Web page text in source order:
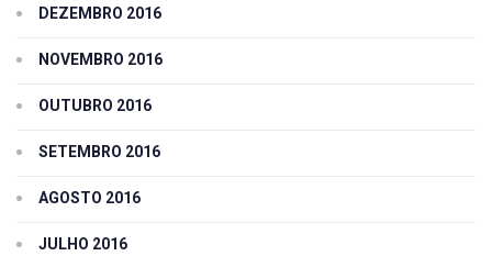
DEZEMBRO 2016
NOVEMBRO 2016
OUTUBRO 2016
SETEMBRO 2016
AGOSTO 2016
JULHO 2016